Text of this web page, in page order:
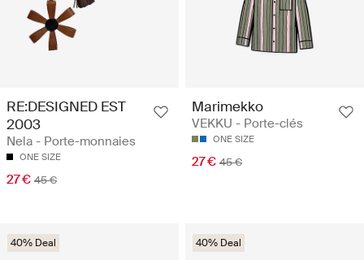
RE:DESIGNED EST
2003
Nela - Porte-monnaies
ONE SIZE
27 € 45 €
Marimekko
VEKKU - Porte-clés
ONE SIZE
27 € 45 €
40% Deal 40% Deal